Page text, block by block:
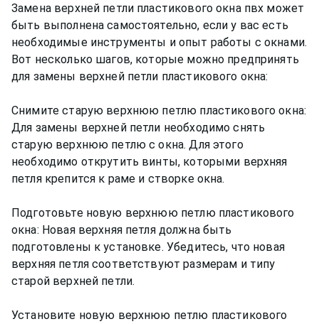
Замена верхней петли пластикового окна пвх может
быть выполнена самостоятельно, если у вас есть
необходимые инструменты и опыт работы с окнами.
Вот несколько шагов, которые можно предпринять
для замены верхней петли пластикового окна:
Снимите старую верхнюю петлю пластикового окна:
Для замены верхней петли необходимо снять
старую верхнюю петлю с окна. Для этого
необходимо открутить винты, которыми верхняя
петля крепится к раме и створке окна.
Подготовьте новую верхнюю петлю пластикового
окна: Новая верхняя петля должна быть
подготовлены к установке. Убедитесь, что новая
верхняя петля соответствуют размерам и типу
старой верхней петли.
Установите новую верхнюю петлю пластикового